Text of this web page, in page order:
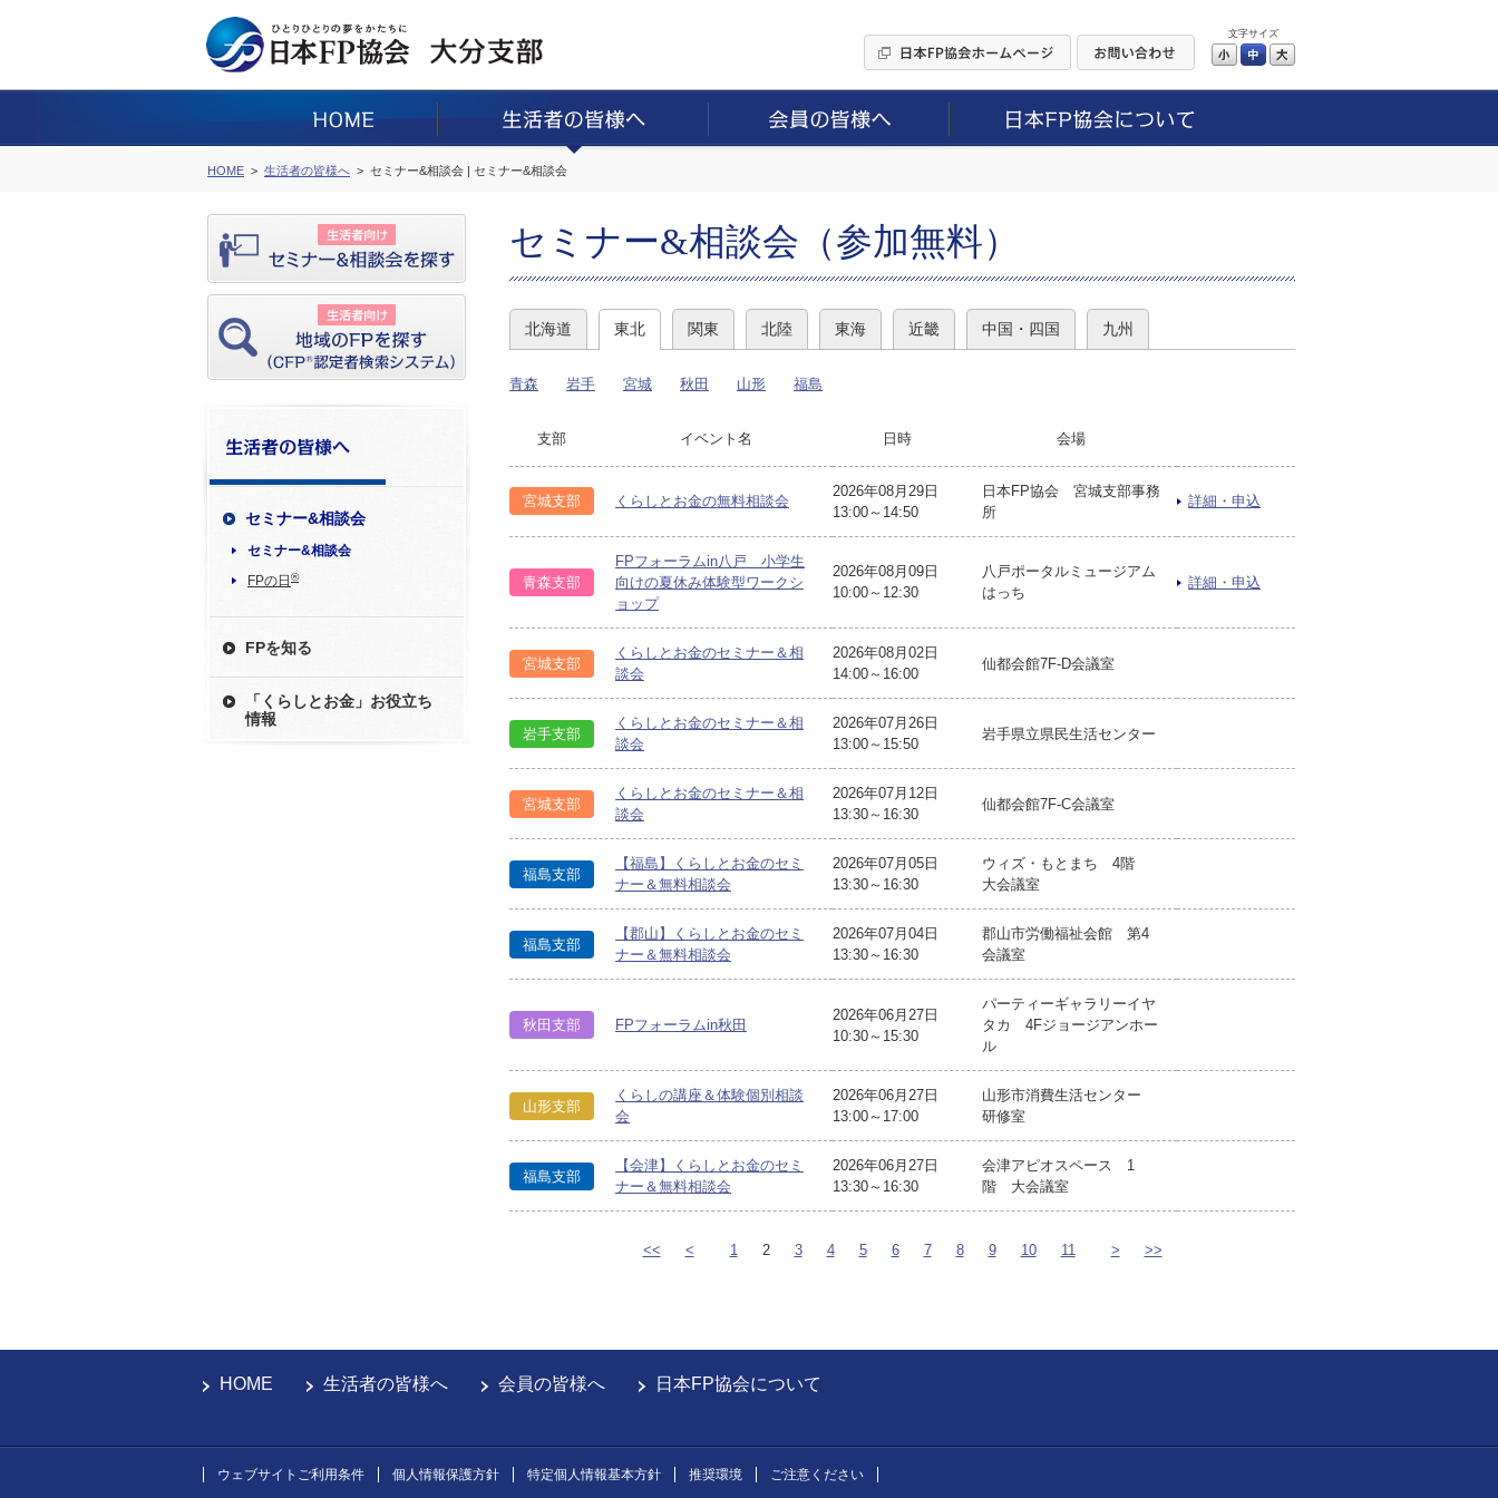
文字サイズ
小 中
HOME 生活者の皆様へ セミナー&相談会 | セミナー&相談会
セミナー&相談会
セミナー&相談会
FPの日 ®
FPを知る
「くらしとお金」お役立ち
情報
セミナー&相談会（参加無料）
北海道 東北 関東 北陸 東海 近畿 中国・四国 九州
青森 岩手 宮城 秋田 山形 福島
支部 イベント名 日時 会場
宮城支部 くらしとお金の無料相談会
2026年08月29日
13:00～14:50
日本FP協会 宮城支部事務
所
詳細・申込
青森支部
FPフォーラムin八戸 小学生
向けの夏休み体験型ワークシ
ョップ
2026年08月09日
10:00～12:30
八戸ポータルミュージアム
はっち
詳細・申込
宮城支部
くらしとお金のセミナー＆相
談会
2026年08月02日
14:00～16:00
仙都会館7F-D会議室
岩手支部
くらしとお金のセミナー＆相
談会
2026年07月26日
13:00～15:50
岩手県立県民生活センター
宮城支部
くらしとお金のセミナー＆相
談会
2026年07月12日
13:30～16:30
仙都会館7F-C会議室
福島支部
【福島】くらしとお金のセミ
ナー＆無料相談会
2026年07月05日
13:30～16:30
ウィズ・もとまち 4階
大会議室
福島支部
【郡山】くらしとお金のセミ
ナー＆無料相談会
2026年07月04日
13:30～16:30
郡山市労働福祉会館 第4
会議室
秋田支部 FPフォーラムin秋田
2026年06月27日
10:30～15:30
パーティーギャラリーイヤ
タカ 4Fジョージアンホー
ル
山形支部
くらしの講座＆体験個別相談
会
2026年06月27日
13:00～17:00
山形市消費生活センター
研修室
福島支部
【会津】くらしとお金のセミ
ナー＆無料相談会
2026年06月27日
13:30～16:30
会津アピオスペース 1
階 大会議室
<< < 1 2 3 4 5 6 7 8 9 10 11 > >>
HOME 生活者の皆様へ 会員の皆様へ 日本FP協会について
ウェブサイトご利用条件 個人情報保護方針 特定個人情報基本方針 推奨環境 ご注意ください